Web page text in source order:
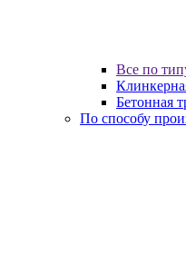
Все по
Бетонная
По способу